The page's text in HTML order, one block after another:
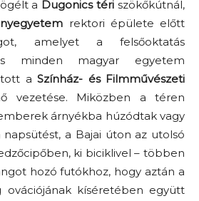
a Dugonics téri szökőkútnál,
rektori épülete előtt
amelyet a felsőoktatás
minden magyar egyetem
aSzínház- és Filmművészeti
vezetése. Miközben a téren
árnyékba húzódtak vagy
a Bajai úton az utolsó
ki biciklivel – többen
hozó futókhoz, hogy aztán a
kíséretében együtt